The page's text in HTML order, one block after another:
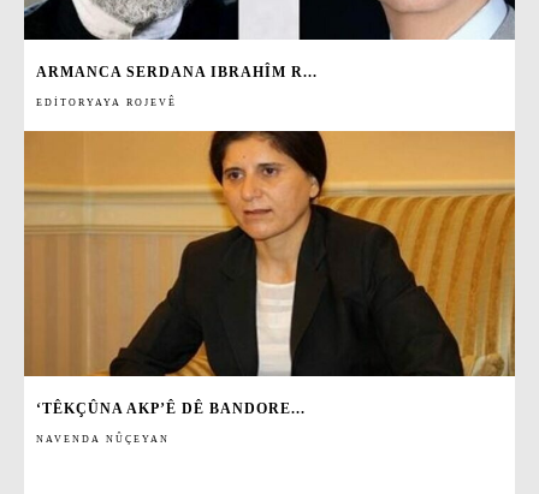
ARMANCA SERDANA IBRAHÎM R...
EDITORYAYA ROJEVÊ
‘TÊKÇÛNA AKP’Ê DÊ BANDORE...
NAVENDA NÛÇEYAN